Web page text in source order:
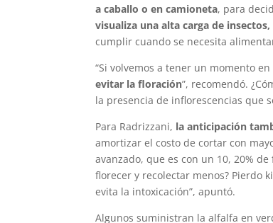
a caballo o en camioneta, para
visualiza una alta carga de
cumplir cuando se necesita
“Si volvemos a tener un momento
evitar la floración”, recomendó.
la presencia de inflorescencias que
Para Radrizzani, la anticipación
amortizar el costo de cortar con
avanzado, que es con un 10, 20%
florecer y recolectar menos? Pierdo
evita la intoxicación”, apuntó.
Algunos suministran la alfalfa en